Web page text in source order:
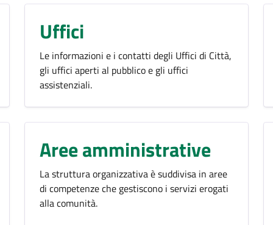
Uffici
Le informazioni e i contatti degli Uffici di Città,
gli uffici aperti al pubblico e gli uffici
assistenziali.
Aree amministrative
La struttura organizzativa è suddivisa in aree
di competenze che gestiscono i servizi erogati
alla comunità.